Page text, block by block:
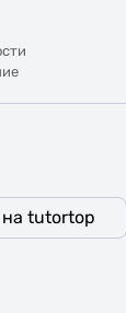
tutortop